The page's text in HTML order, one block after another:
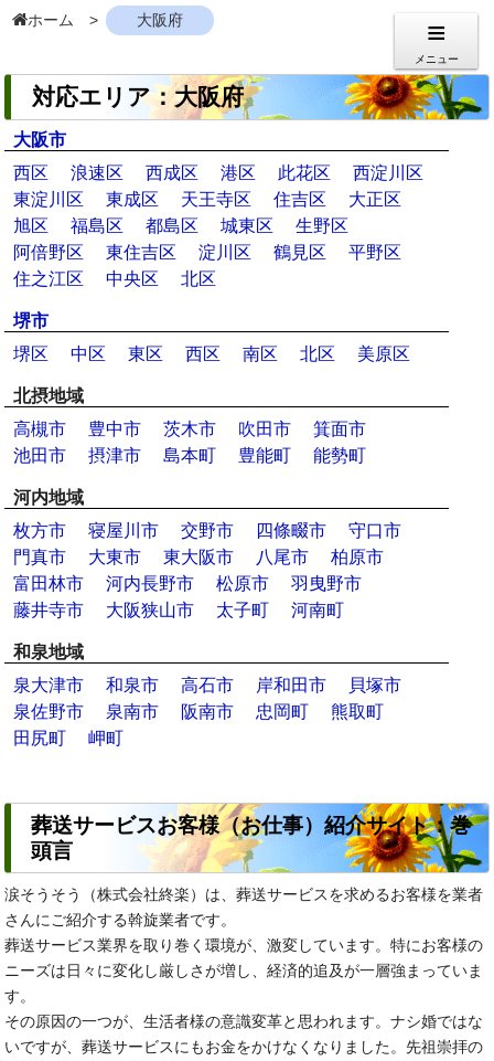
メニュー
ホーム 大阪府
対応エリア：大阪府
大阪市
西区
浪速区 西成区 港区 此花区
西淀川区
東淀川区
東成区 天王寺区 住吉区
大正区
旭区
福島区 都島区 城東区
生野区
阿倍野区
東住吉区 淀川区 鶴見区
平野区
住之江区
中央区 北区
堺市
堺区
中区 東区 西区 南区 北区 美原区
北摂地域
高槻市
豊中市 茨木市 吹田市
箕面市
池田市
摂津市 島本町 豊能町 能勢町
河内地域
枚方市
寝屋川市 交野市 四條畷市
守口市
門真市
大東市 東大阪市 八尾市
柏原市
富田林市
河内長野市 松原市
羽曳野市
藤井寺市
大阪狭山市 太子町 河南町
和泉地域
泉大津市
和泉市 高石市 岸和田市
貝塚市
泉佐野市
泉南市 阪南市 忠岡町
熊取町
田尻町
岬町
葬送サービスお客様（お仕事）紹介サイト：巻
頭言
涙そうそう（株式会社終楽）は、葬送サービスを求めるお客様を業者
さんにご紹介する斡旋業者です。
葬送サービス業界を取り巻く環境が、激変しています。特にお客様の
ニーズは日々に変化し厳しさが増し、経済的追及が一層強まっていま
す。
その原因の一つが、生活者様の意識変革と思われます。ナシ婚ではな
いですが、葬送サービスにもお金をかけなくなりました。先祖崇拝の